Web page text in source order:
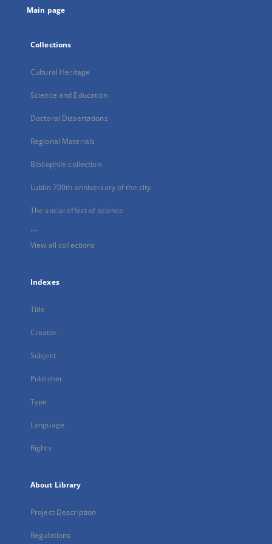
Main page
Collections
Cultural Heritage
Science and Education
Doctoral Dissertations
Regional Materials
Bibliophile collection
Lublin 700th anniversary of the city
The social effect of science
...
View all collections
Indexes
Title
Creator
Subject
Publisher
Type
Language
Rights
About Library
Project Description
Regulations